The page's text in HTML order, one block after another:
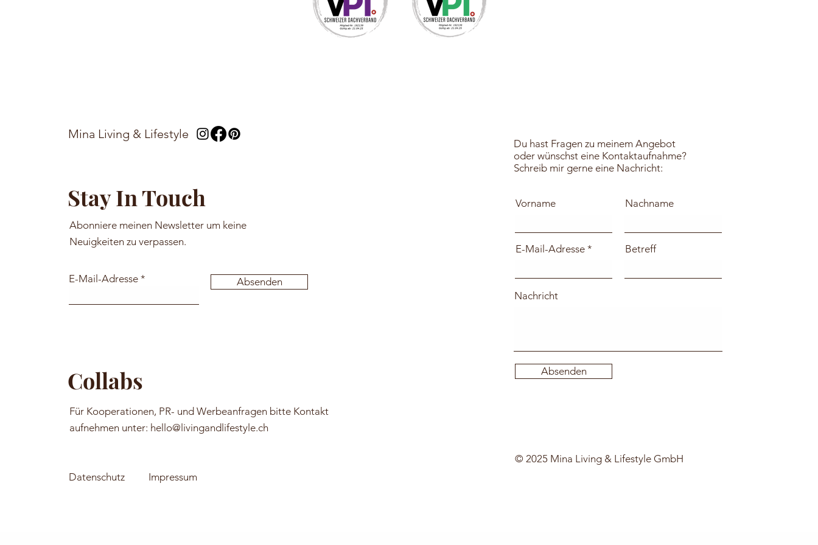
Mina Living & Lifestyle
Stay In Touch
Abonniere meinen Newsletter um keine
Neuigkeiten zu verpassen.
E-Mail-Adresse Absenden
Collabs
Für Kooperationen, PR- und Werbeanfragen bitte Kontakt
aufnehmen unter: hello@livingandlifestyle.ch
Datenschutz Impressum
Du hast Fragen zu meinem Angebot
oder wünschst eine Kontaktaufnahme?
Schreib mir gerne eine Nachricht:
Vorname Nachname
E-Mail-Adresse Betreff
Nachricht
Absenden
© 2025 Mina Living & Lifestyle GmbH